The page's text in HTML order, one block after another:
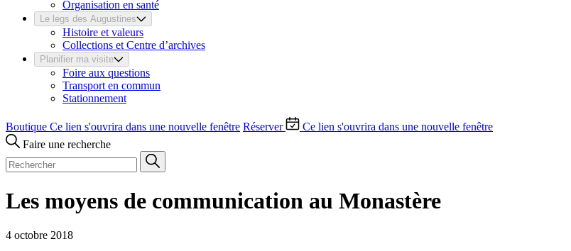
Organisation en santé
Le legs des Augustines
Histoire et valeurs
Collections et Centre d’archives
Planifier ma visite
Foire aux questions
Transport en commun
Stationnement
Boutique Ce lien s'ouvrira dans une nouvelle fenêtre Réserver
Ce lien s'ouvrira dans une nouvelle fenêtre
Faire une recherche
Les moyens de communication au Monastère
4 octobre 2018